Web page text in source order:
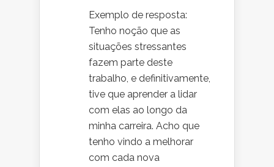
Exemplo de resposta:
Tenho noção que as
situações stressantes
fazem parte deste
trabalho, e definitivamente,
tive que aprender a lidar
com elas ao longo da
minha carreira. Acho que
tenho vindo a melhorar
com cada nova